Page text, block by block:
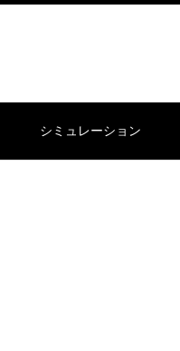
シミュレーション